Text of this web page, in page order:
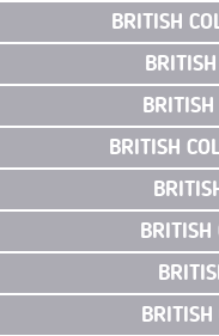
BRITISH
BRITISH